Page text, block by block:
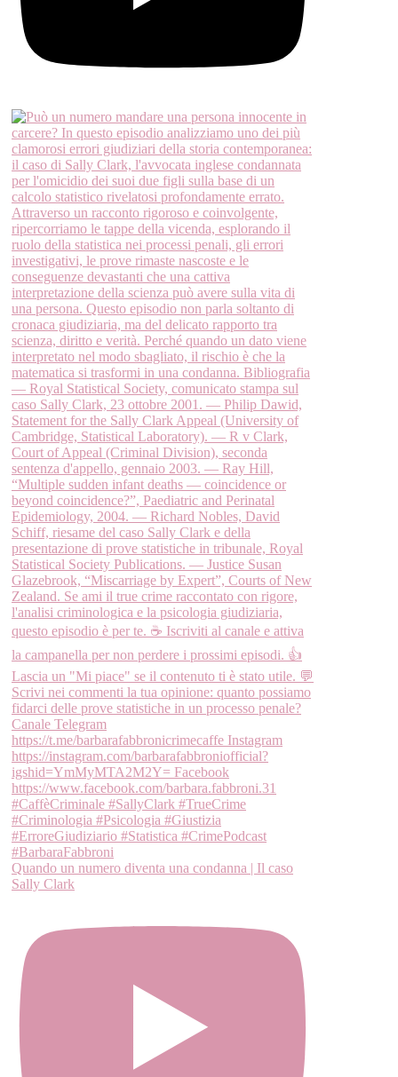
Quando un numero diventa una condanna | Il caso
Sally Clark